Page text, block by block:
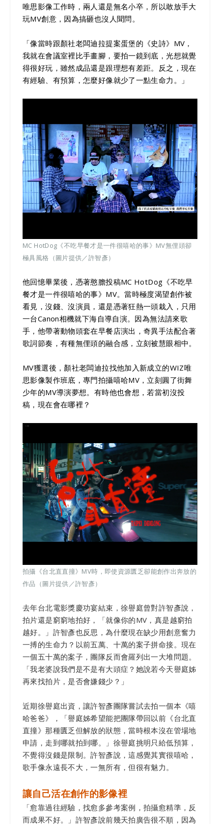
唯思影像工作時，兩人還是無名小卒，所以敢放手大
玩MV創意，因為搞砸也沒人聞問。
「像當時跟顏社老闆迪拉提案蛋堡的《史詩》MV，
我就在會議室裡比手畫腳，要拍一鏡到底，光想就覺
得很好玩，雖然成品還是跟理想有差距。反之，現在
有經驗、有預算，怎麼好像就少了一點生命力。」
MC HotDog《不吃早餐才是一件很嘻哈的事》MV無俚頭卻
極具風格（圖片提供／許智彥）
他回憶畢業後，憑著憨膽投稿MC HotDog《不吃早
餐才是一件很嘻哈的事》MV。當時極度渴望創作被
看見，沒錢、沒演員，還是憑著狂熱一頭栽入，只用
一台Canon相機就下海自導自演。因為無法請來歌
手，他帶著動物頭套在早餐店演出，奇異手法配合著
歌詞節奏，有種無俚頭的融合感，立刻被慧眼相中。
MV獲選後，顏社老闆迪拉找他加入新成立的WIZ唯
思影像製作班底，專門拍攝嘻哈MV，立刻圓了街舞
少年的MV導演夢想。有時他也會想，若當初沒投
稿，現在會在哪裡？
拍攝《台北直直撞》MV時，即使資源匱乏卻能創作出奔放的
作品（圖片提供／許智彥）
去年台北電影獎慶功宴結束，徐譽庭曾對許智彥說，
拍片還是窮窮地拍好，「就像你的MV，真是越窮拍
越好。」許智彥也反思，為什麼現在缺少用創意奮力
一搏的生命力？以前五萬、十萬的案子拼命接。現在
一個五十萬的案子，團隊反而會羅列出一大堆問題。
「我老婆說我們是不是有大頭症？她說若今天譽庭姊
再來找拍片，是否會嫌錢少？」
近期徐譽庭出資，讓許智彥團隊嘗試去拍一個本《嘻
哈爸爸》，「譽庭姊希望能把團隊帶回以前《台北直
直撞》那種匱乏但解放的狀態，當時根本沒在管場地
申請，走到哪就拍到哪。」徐譽庭挑明只給低預算，
不覺得沒錢是限制。許智彥說，這感覺其實很嘻哈，
歌手像永遠長不大，一無所有，但很有魅力。
讓自己活在創作的影像裡
「愈靠過往經驗，找愈多參考案例，拍攝愈精準，反
而成果不好。」許智彥說前幾天拍廣告很不順，因為